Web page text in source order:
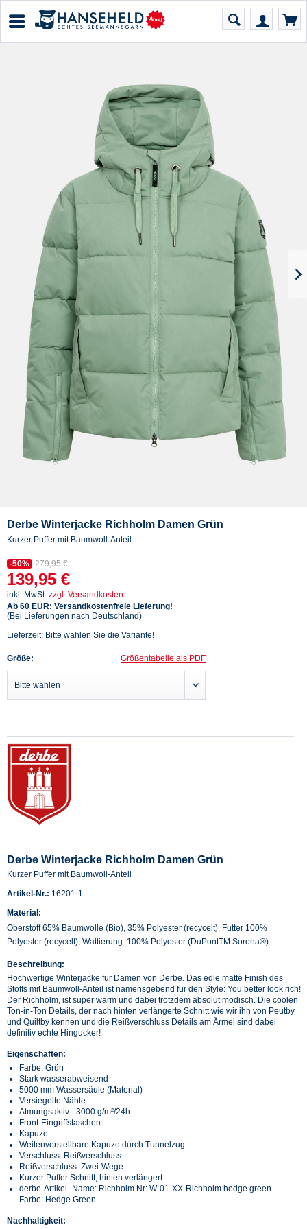
Derbe Winterjacke Richholm Damen Grün
Kurzer Puffer mit Baumwoll-Anteil
-50% 279,95 €
139,95 €
inkl. MwSt. zzgl. Versandkosten
Ab 60 EUR: Versandkostenfreie Lieferung!
(Bei Lieferungen nach Deutschland)
Lieferzeit: Bitte wählen Sie die Variante!
Größe: Größentabelle als PDF
Derbe Winterjacke Richholm Damen Grün
Kurzer Puffer mit Baumwoll-Anteil
Artikel-Nr.: 16201-1
Material:
Oberstoff 65% Baumwolle (Bio), 35% Polyester (recycelt), Futter 100%
Polyester (recycelt), Wattierung: 100% Polyester (DuPontTM Sorona®)
Beschreibung:
Hochwertige Winterjacke für Damen von Derbe. Das edle matte Finish des
Stoffs mit Baumwoll-Anteil ist namensgebend für den Style: You better look rich!
Der Richholm, ist super warm und dabei trotzdem absolut modisch. Die coolen
Ton-in-Ton Details, der nach hinten verlängerte Schnitt wie wir ihn von Peutby
und Quiltby kennen und die Reißverschluss Details am Ärmel sind dabei
definitiv echte Hingucker!
Eigenschaften:
Farbe: Grün
Stark wasserabweisend
5000 mm Wassersäule (Material)
Versiegelte Nähte
Atmungsaktiv - 3000 g/m²/24h
Front-Eingriffstaschen
Kapuze
Weitenverstellbare Kapuze durch Tunnelzug
Verschluss: Reißverschluss
Reißverschluss: Zwei-Wege
Kurzer Puffer Schnitt, hinten verlängert
derbe-Artikel- Name: Richholm Nr: W-01-XX-Richholm hedge green
Farbe: Hedge Green
Nachhaltigkeit: